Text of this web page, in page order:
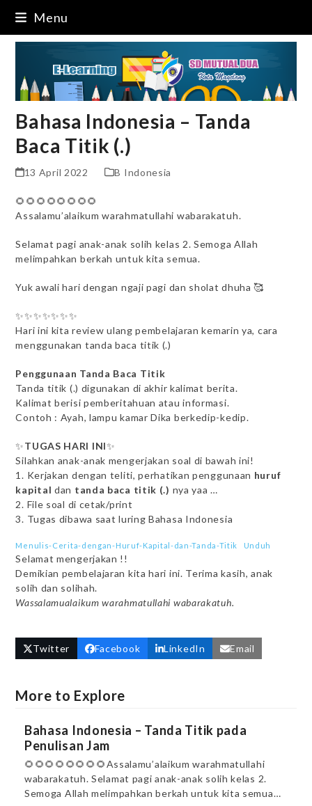
content
Menu
Bahasa Indonesia – Tanda
Baca Titik (.)
13 April 2022 B Indonesia
🌻🌻🌻🌻🌻🌻🌻🌻
Assalamu’alaikum warahmatullahi wabarakatuh.
Selamat pagi anak-anak solih kelas 2. Semoga Allah
melimpahkan berkah untuk kita semua.
Yuk awali hari dengan ngaji pagi dan sholat dhuha 🥰
✨✨✨✨✨✨✨
Hari ini kita review ulang pembelajaran kemarin ya, cara
menggunakan tanda baca titik (.)
Penggunaan Tanda Baca Titik
Tanda titik (.) digunakan di akhir kalimat berita.
Kalimat berisi pemberitahuan atau informasi.
Contoh : Ayah, lampu kamar Dika berkedip-kedip.
✨TUGAS HARI INI✨
Silahkan anak-anak mengerjakan soal di bawah ini!
1. Kerjakan dengan teliti, perhatikan penggunaan huruf
kapital dan tanda baca titik (.) nya yaa …
2. File soal di cetak/print
3. Tugas dibawa saat luring Bahasa Indonesia
Menulis-Cerita-dengan-Huruf-Kapital-dan-Tanda-Titik Unduh
Selamat mengerjakan !!
Demikian pembelajaran kita hari ini. Terima kasih, anak
solih dan solihah.
Wassalamualaikum warahmatullahi wabarakatuh.
Twitter Facebook LinkedIn Email
More to Explore
Bahasa Indonesia – Tanda Titik pada
Penulisan Jam
🌻🌻🌻🌻🌻🌻🌻🌻Assalamu’alaikum warahmatullahi
wabarakatuh. Selamat pagi anak-anak solih kelas 2.
Semoga Allah melimpahkan berkah untuk kita semua…